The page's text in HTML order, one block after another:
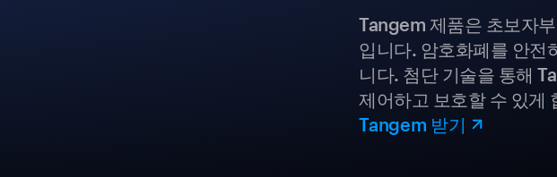
Tangem 제품은 초보자
입니다. 암호화폐를 안전
니다. 첨단 기술을 통해
제어하고 보호할 수 있게
Tangem 받기